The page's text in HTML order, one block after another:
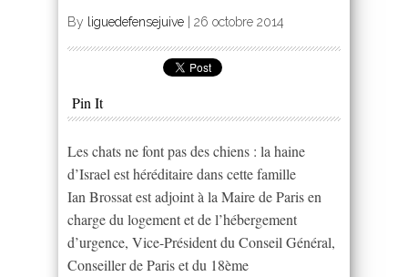
By liguedefensejuive 26 octobre 2014
Pin It
Les chats ne font pas des chiens : la haine
d’Israel est héréditaire dans cette famille
Ian Brossat est adjoint à la Maire de Paris en
charge du logement et de l’hébergement
d’urgence, Vice-Président du Conseil Général,
Conseiller de Paris et du 18ème